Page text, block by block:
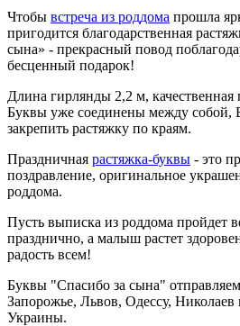
Чтобы встреча из роддома прошла
пригодится благодарственная
сына» - прекрасный повод
бесценный подарок!
Длина гирлянды 2,2 м, качественная
Буквы уже соединены между собой,
закрепить растяжку по краям.
Праздничная растяжка-буквы - это
поздравление, оригинальное
роддома.
Пусть выписка из роддома пройдет
празднично, а малыш растет
радость всем!
Буквы "Спасибо за сына"
Запорожье, Львов, Одессу, Николаев
Украины.